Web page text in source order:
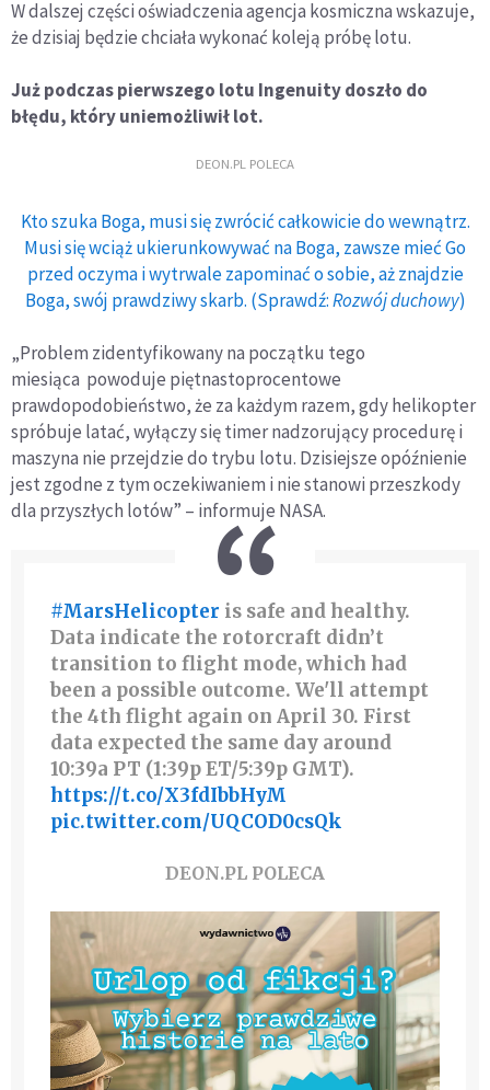
W dalszej części oświadczenia agencja kosmiczna wskazuje,
że dzisiaj będzie chciała wykonać koleją próbę lotu.
Już podczas pierwszego lotu Ingenuity doszło do
błędu, który uniemożliwił lot.
DEON.PL POLECA
Kto szuka Boga, musi się zwrócić całkowicie do wewnątrz.
Musi się wciąż ukierunkowywać na Boga, zawsze mieć Go
przed oczyma i wytrwale zapominać o sobie, aż znajdzie
Boga, swój prawdziwy skarb. (Sprawdź:Rozwój duchowy)
„Problem zidentyfikowany na początku tego
miesiąca powoduje piętnastoprocentowe
prawdopodobieństwo, że za każdym razem, gdy helikopter
spróbuje latać, wyłączy się timer nadzorujący procedurę i
maszyna nie przejdzie do trybu lotu. Dzisiejsze opóźnienie
jest zgodne z tym oczekiwaniem i nie stanowi przeszkody
dla przyszłych lotów” – informuje NASA.
#MarsHelicopter is safe and healthy.
Data indicate the rotorcraft didn’t
transition to flight mode, which had
been a possible outcome. We'll attempt
the 4th flight again on April 30. First
data expected the same day around
10:39a PT (1:39p ET/5:39p GMT).
https://t.co/X3fdIbbHyM
pic.twitter.com/UQCOD0csQk
DEON.PL POLECA